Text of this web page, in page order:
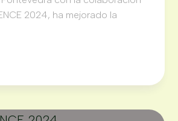
2024, ha mejorado la